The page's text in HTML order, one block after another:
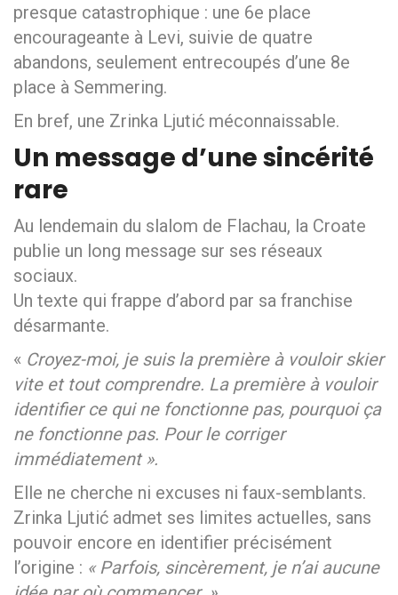
presque catastrophique : une 6e place
encourageante à Levi, suivie de quatre
abandons, seulement entrecoupés d’une 8e
place à Semmering.
En bref, une Zrinka Ljutić méconnaissable.
Un message d’une sincérité
rare
Au lendemain du slalom de Flachau, la Croate
publie un long message sur ses réseaux
sociaux.
Un texte qui frappe d’abord par sa franchise
désarmante.
« Croyez-moi, je suis la première à vouloir skier
vite et tout comprendre. La première à vouloir
identifier ce qui ne fonctionne pas, pourquoi ça
ne fonctionne pas. Pour le corriger
immédiatement ».
Elle ne cherche ni excuses ni faux-semblants.
Zrinka Ljutić admet ses limites actuelles, sans
pouvoir encore en identifier précisément
l’origine : « Parfois, sincèrement, je n’ai aucune